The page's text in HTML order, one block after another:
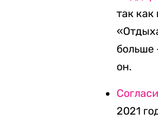
так как
больше
он.
2021